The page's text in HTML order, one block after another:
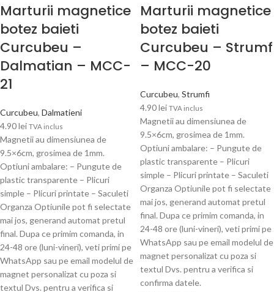
Marturii magnetice
botez baieti
Curcubeu –
Dalmatian – MCC-
21
Curcubeu, Dalmatieni
4.90lei TVA inclus
Magnetii au dimensiunea de
9.5×6cm, grosimea de 1mm.
Optiuni ambalare: – Pungute de
plastic transparente – Plicuri
simple – Plicuri printate – Saculeti
Organza Optiunile pot fi selectate
mai jos, generand automat pretul
final. Dupa ce primim comanda, in
24-48 ore (luni-vineri), veti primi pe
WhatsApp sau pe email modelul de
magnet personalizat cu poza si
textul Dvs. pentru a verifica si
Marturii magnetice
botez baieti
Curcubeu – Strumf
– MCC-20
Curcubeu, Strumfi
4.90lei TVA inclus
Magnetii au dimensiunea de
9.5×6cm, grosimea de 1mm.
Optiuni ambalare: – Pungute de
plastic transparente – Plicuri
simple – Plicuri printate – Saculeti
Organza Optiunile pot fi selectate
mai jos, generand automat pretul
final. Dupa ce primim comanda, in
24-48 ore (luni-vineri), veti primi pe
WhatsApp sau pe email modelul de
magnet personalizat cu poza si
textul Dvs. pentru a verifica si
confirma datele.